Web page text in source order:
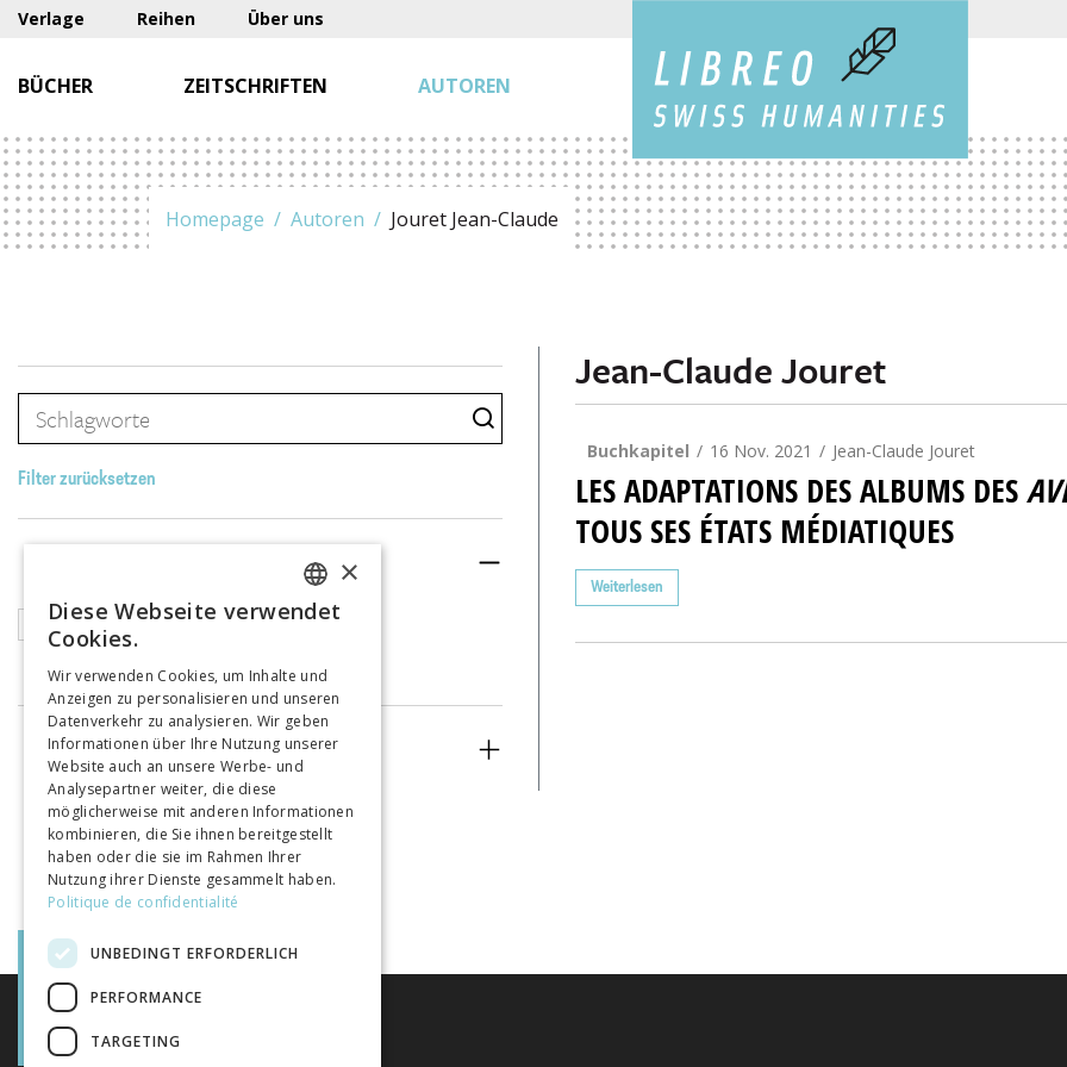
Verlage Reihen Über uns
BÜCHER ZEITSCHRIFTEN AUTOREN
Homepage Autoren Jouret Jean-Claude
Filter zurücksetzen
Buchkapitel
ERSCHEINUNGSJAHR
Jean-Claude Jouret
Buchkapitel 16 Nov. 2021 Jean-Claude Jouret
LES ADAPTATIONS DES ALBUMS DES
TOUS SES ÉTATS MÉDIATIQUES
Weiterlesen
FRENCH
ITALIAN
×
Diese Webseite verwendet
Cookies.
Wir verwenden Cookies, um Inhalte und
Anzeigen zu personalisieren und unseren
Datenverkehr zu analysieren. Wir geben
Informationen über Ihre Nutzung unserer
Website auch an unsere Werbe- und
Analysepartner weiter, die diese
möglicherweise mit anderen Informationen
kombinieren, die Sie ihnen bereitgestellt
haben oder die sie im Rahmen Ihrer
Nutzung ihrer Dienste gesammelt haben.
Politique de confidentialité
UNBEDINGT ERFORDERLICH
PERFORMANCE
TARGETING